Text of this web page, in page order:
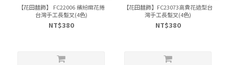
【花田囍飾】 FC22006 繽紛麻花捲
台灣手工長髮叉(4色)
NT$380
【花田囍飾】FC23073高貴花造型台
灣手工長髮叉(4色)
NT$380